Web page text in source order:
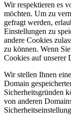
Wir respektieren es
möchten. Um zu
gefragt werden,
Einstellungen zu
andere Cookies
zu können. Wenn
Cookies auf unserer
Wir stellen Ihnen
Domain
Sicherheitsgründen
von anderen